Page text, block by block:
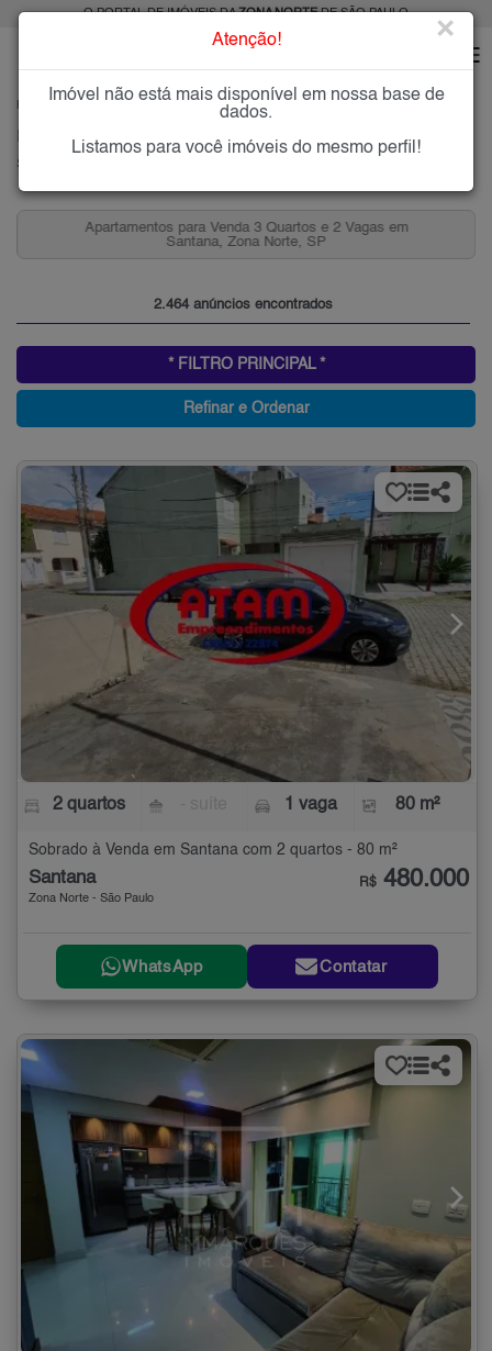
O PORTAL DE IMÓVEIS DAZONA NORTEDE SÃO PAULO
SANTANA
Imóveis à Venda em Santana, Zona Norte de São Paulo
Santana, Zona Norte
Casas que Aceitam Permuta em Santana, Zona
SP para Venda
2.464 anúncios encontrados
* FILTRO PRINCIPAL *
Refinar e Ordenar
2 quartos 1 vaga 80 m²
Sobrado à Venda em Santana com 2 quartos - 80 m²
Santana
Zona Norte - São Paulo
R$ 480.000
WhatsApp Contatar
Atenção! ×
Imóvel não está mais disponível em nossa base de
dados.
Listamos para você imóveis do mesmo perfil!